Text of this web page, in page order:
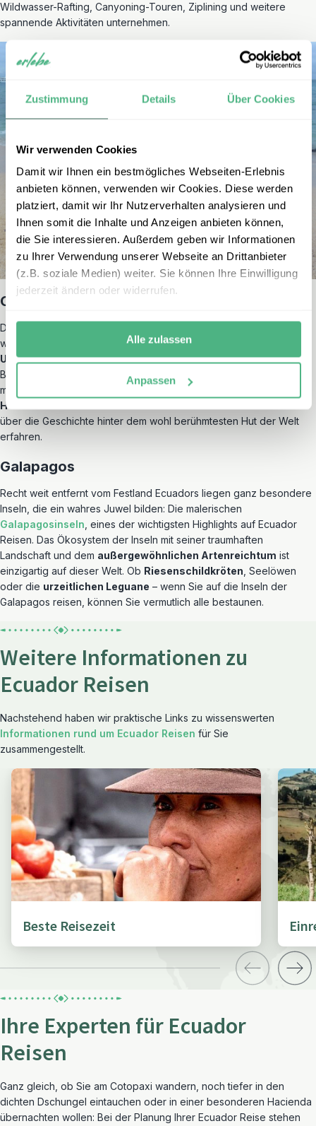
Zustimmung Details Über Cookies
Wir verwenden Cookies
Damit wir Ihnen ein bestmögliches Webseiten-Erlebnis
anbieten können, verwenden wir Cookies. Diese werden
platziert, damit wir Ihr Nutzerverhalten analysieren und
Ihnen somit die Inhalte und Anzeigen anbieten können,
die Sie interessieren. Außerdem geben wir Informationen
zu Ihrer Verwendung unserer Webseite an Drittanbieter
(z.B. soziale Medien) weiter. Sie können Ihre Einwilligung
jederzeit ändern oder widerrufen.
Alle zulassen
Anpassen
Wildwasser-Rafting, Canyoning-Touren, Ziplining und weitere
spannende Aktivitäten unternehmen.
Cuenca
Die bunte
wunderschöne Architektur und gehört – wie auch Quito – zum
UNESCO Weltkulturerbe. Pastellfarbene Häuser mit gusseisernen
Balkonen, überwachsene Patios und rustikale Kolonialhotels
machen eine Reise absolut lohnenswert. Cuenca ist ebenfalls die
Heimat des Panamahutes
über die Geschichte hinter dem wohl berühmtesten Hut der Welt
erfahren.
Galapagos
Recht weit entfernt vom Festland Ecuadors liegen ganz besondere
Inseln, die ein wahres Juwel bilden: Die malerischen
Galapagosinseln , eines der wichtigsten Highlights auf Ecuador
Reisen. Das Ökosystem der Inseln mit seiner traumhaften
Landschaft und dem außergewöhnlichen Artenreichtum ist
einzigartig auf dieser Welt. Ob Riesenschildkröten , Seelöwen
oder die urzeitlichen Leguane – wenn Sie auf die Inseln der
Galapagos reisen, können Sie vermutlich alle bestaunen.
Weitere Informationen zu
Ecuador Reisen
Nachstehend haben wir praktische Links zu wissenswerten
Informationen rund um Ecuador Reisen für Sie
zusammengestellt.
Beste Reisezeit
Ihre Experten für Ecuador
Reisen
Ganz gleich, ob Sie am Cotopaxi wandern, noch tiefer in den
dichten Dschungel eintauchen oder in einer besonderen Hacienda
übernachten wollen: Bei der Planung Ihrer Ecuador Reise stehen